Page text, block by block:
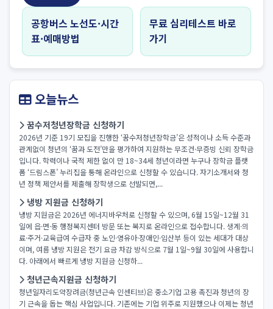
공항버스 노선도·시간
표·예매방법
무료 심리테스트 바로
가기
오늘뉴스
꿈수저청년장학금 신청하기
2026년 기준 19기 모집을 진행한 ‘꿈수저청년장학금’은 성적이나 소득 수준과
관계없이 청년의 ‘꿈과 도전’만을 평가하여 지원하는 무조건·무증빙 신뢰 장학금
입니다. 학력이나 국적 제한 없이 만 18~34세 청년이라면 누구나 장학금 플랫
폼 ‘드림스폰’ 누리집을 통해 온라인으로 신청할 수 있습니다. 자기소개서와 청
년 정책 제안서를 제출해 장학생으로 선발되면,...
냉방 지원금 신청하기
냉방 지원금은 2026년 에너지바우처로 신청할 수 있으며, 6월 15일~12월 31
일에 읍·면·동 행정복지센터 방문 또는 복지로 온라인으로 접수합니다. 생계·의
료·주거·교육급여 수급자 중 노인·영유아·장애인·임산부 등이 있는 세대가 대상
이며, 여름 냉방 지원은 전기 요금 차감 방식으로 7월 1일~9월 30일에 사용합니
다. 아래에서 빠르게 냉방 지원금 신청하...
청년근속지원금 신청하기
청년일자리도약장려금(청년근속 인센티브)은 중소기업 고용 촉진과 청년의 장
기 근속을 돕는 핵심 사업입니다. 기존에는 기업 위주로 지원했으나 이제는 청년